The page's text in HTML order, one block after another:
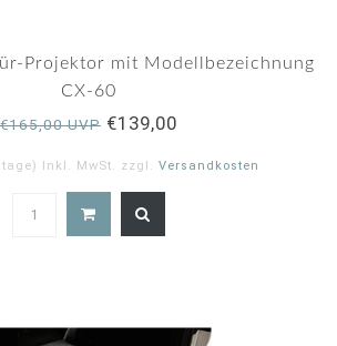
Projektor mit Modellbezeichnung
CX-60
€165,00 UVP €139,00
Inkl. MwSt. zzgl. Versandkosten